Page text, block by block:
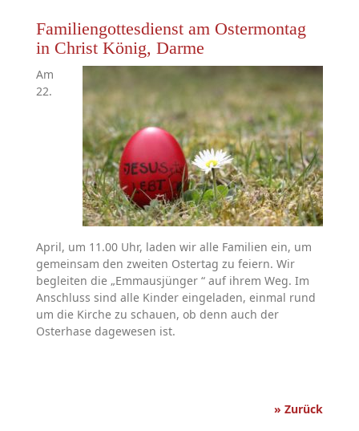
Familiengottesdienst am Ostermontag
in Christ König, Darme
Am
22.
April, um 11.00 Uhr, laden wir alle Familien ein, um
gemeinsam den zweiten Ostertag zu feiern. Wir
begleiten die „Emmausjünger “ auf ihrem Weg. Im
Anschluss sind alle Kinder eingeladen, einmal rund
um die Kirche zu schauen, ob denn auch der
Osterhase dagewesen ist.
» Zurück